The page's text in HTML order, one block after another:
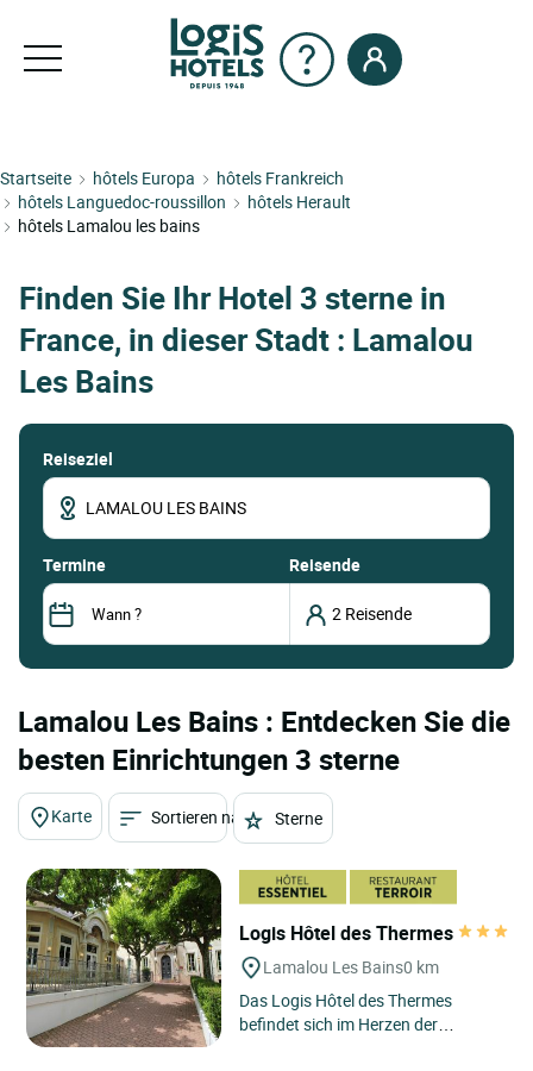
Startseite hôtels Europa
hôtels Frankreich
hôtels Languedoc-roussillon
hôtels Herault
hôtels Lamalou les bains
Finden Sie Ihr Hotel 3 sterne in
France, in dieser Stadt : Lamalou
Les Bains
Reiseziel
termine Reisende
Lamalou Les Bains : Entdecken Sie die
besten Einrichtungen 3 sterne
Karte Sortieren nach Sterne
Logis Hôtel des Thermes
Lamalou Les Bains0 km
Das Logis Hôtel des Thermes
befindet sich im Herzen der